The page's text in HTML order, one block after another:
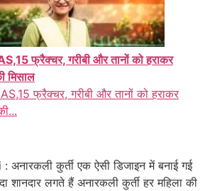
फ्रैक्चर, गरीबी और तानों को हराकर
मिसाल
फ्रैक्चर, गरीबी और तानों को हराकर
कुर्ती एक ऐसी डिजाइन में बनाई गई
शानदार लगते हैं अनारकली कुर्ती हर महिला की